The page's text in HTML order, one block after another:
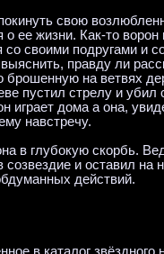
свою
о ее жизни. Как-то
со своими подругами и
правду ли
на ветвях
пустил стрелу и
играет дома а она,
навстречу.
в глубокую скорбь.
созвездие и оставил
действий.